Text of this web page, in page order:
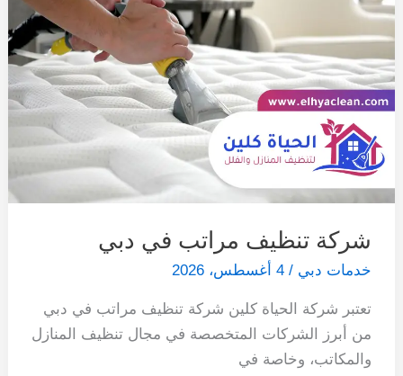
شركة تنظيف مراتب في دبي
خدمات دبي /4 أغسطس، 2026
تعتبر شركة الحياة كلين شركة تنظيف مراتب في دبي
من أبرز الشركات المتخصصة في مجال تنظيف المنازل
والمكاتب، وخاصة في